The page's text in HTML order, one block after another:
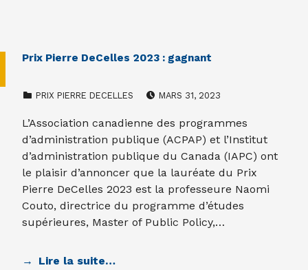
Prix Pierre DeCelles 2023 : gagnant
PRIX PIERRE DECELLES MARS 31, 2023
L’Association canadienne des programmes
d’administration publique (ACPAP) et l’Institut
d’administration publique du Canada (IAPC) ont
le plaisir d’annoncer que la lauréate du Prix
Pierre DeCelles 2023 est la professeure Naomi
Couto, directrice du programme d’études
supérieures, Master of Public Policy,…
Lire la suite…